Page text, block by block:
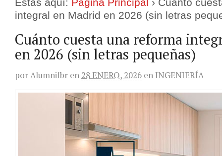
Estas aquí: Página Principal › Cuánto
integral en Madrid en 2026 (sin letras
Cuánto cuesta una reforma
en 2026 (sin letras pequeñas)
porAlumnifbr en 28 ENERO, 2026 en INGENIERÍA